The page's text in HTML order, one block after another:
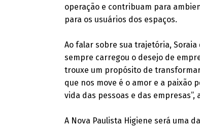
operação e contribuam para
para os usuários dos espaços.
Ao falar sobre sua trajetória,
sempre carregou o desejo de
trouxe um propósito de
que nos move é o amor e a paixão
vida das pessoas e das empresas”,
A Nova Paulista Higiene será uma